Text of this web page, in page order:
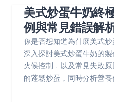
美式炒蛋牛奶終
例與常見錯誤解
你是否想知道為什麼美式
深入探討美式炒蛋牛奶的製
火候控制，以及常見失敗
的蓬鬆炒蛋，同時分析營養